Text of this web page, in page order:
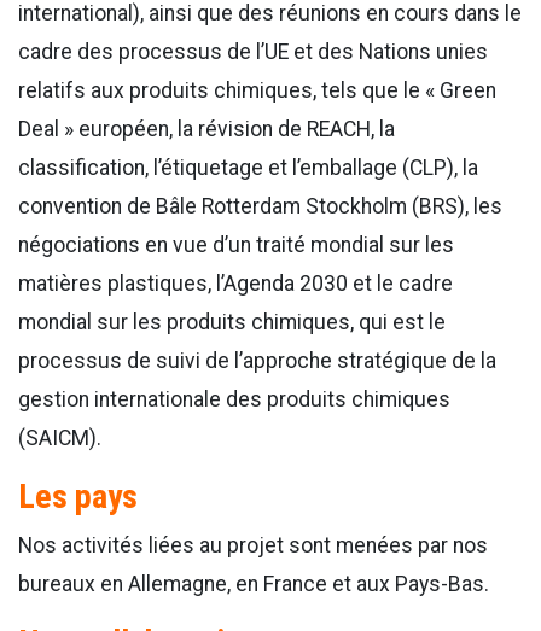
international), ainsi que des réunions en cours dans le
cadre des processus de l’UE et des Nations unies
relatifs aux produits chimiques, tels que le « Green
Deal » européen, la révision de REACH, la
classification, l’étiquetage et l’emballage (CLP), la
convention de Bâle Rotterdam Stockholm (BRS), les
négociations en vue d’un traité mondial sur les
matières plastiques, l’Agenda 2030 et le cadre
mondial sur les produits chimiques, qui est le
processus de suivi de l’approche stratégique de la
gestion internationale des produits chimiques
(SAICM).
Les pays
Nos activités liées au projet sont menées par nos
bureaux en Allemagne, en France et aux Pays-Bas.